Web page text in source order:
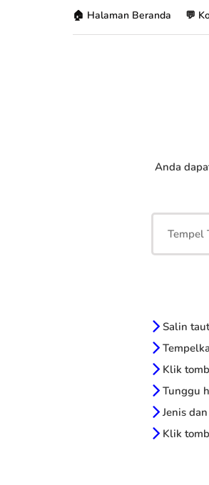
🏠 Halaman Beranda 💬
Anda
Salin
Klik
Tunggu
Jenis
Klik